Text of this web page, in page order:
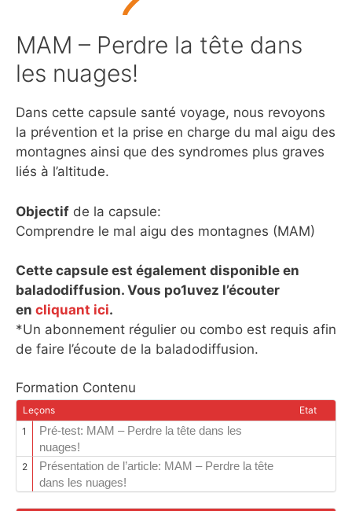
MAM – Perdre la tête dans
les nuages!
Dans cette capsule santé voyage, nous revoyons
la prévention et la prise en charge du mal aigu des
montagnes ainsi que des syndromes plus graves
liés à l’altitude.
Objectif de la capsule:
Comprendre le mal aigu des montagnes (MAM)
Cette capsule est également disponible en
baladodiffusion. Vous po1uvez l’écouter
en cliquant ici.
*Un abonnement régulier ou combo est requis afin
de faire l’écoute de la baladodiffusion.
Formation Contenu
Leçons
Etat
1
Pré-test: MAM – Perdre la tête dans les
nuages!
2
Présentation de l’article: MAM – Perdre la tête
dans les nuages!